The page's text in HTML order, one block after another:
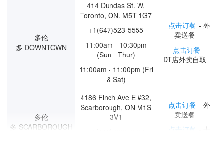
多伦
多 DOWNTOWN
414 Dundas St. W,
Toronto, ON. M5T 1G7
+1(647)523-5555
11:00am - 10:30pm
(Sun - Thur)
11:00am - 11:00pm (Fri
& Sat)
点击订餐 - 外
卖送餐
点击订餐 -
DT店外卖自取
多伦
多 SCARBOROUGH
4186 Finch Ave E #32,
Scarborough, ON M1S
3V1
点击订餐 - 外
卖送餐
点击订餐
- 士